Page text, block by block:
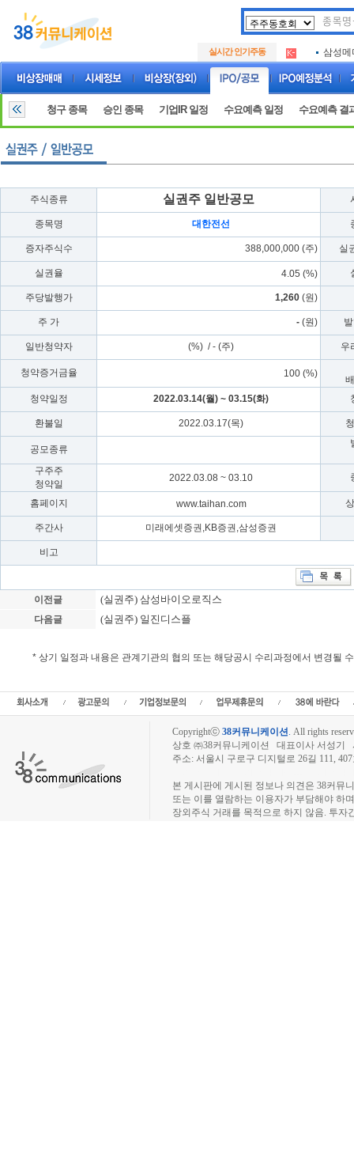
실시간 인기주동
.
아크로
삼성메
.
아크로
아하
청구 종목 승인 종목 기업IR 일정 수요예측 일정 수요예측 결
주식종류 실권주 일반공모
종목명 대한전선
증자주식수 388,000,000 (주) 실
실권율 4.05 (%)
주당발행가 1,260 (원)
주 가 - (원)
일반청약자 (%) / - (주) 우
청약증거금율 100 (%)
청약일정
2022.03.14(월) ~ 03.15(화)
환불일 2022.03.17(목)
공모종류
구주주
청약일
2022.03.08 ~ 03.10
홈페이지 www.taihan.com
주간사 미래에셋증권,KB증권,삼성증권
비고
이전글 (실권주) 삼성바이오로직스
다음글 (실권주) 일진디스플
* 상기 일정과 내용은 관계기관의 협의 또는 해당공시 수리과정에서 변경될
Copyrightⓒ 38커뮤니케이션. All rights
상호 ㈜38커뮤니케이션 대표이사 서성기
주소: 서울시 구로구 디지털로 26길 111,
본 게시판에 게시된 정보나 의견은 38커뮤
또는 이를 열람하는 이용자가 부담해야 하
장외주식 거래를 목적으로 하지 않음. 투